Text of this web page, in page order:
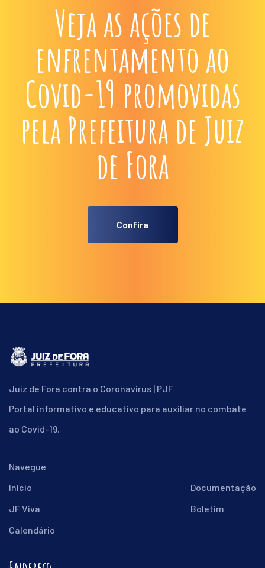
Veja as ações de
enfrentamento ao
Covid-19 promovidas
pela Prefeitura de Juiz
de Fora
Confira
Juiz de Fora contra o Coronavírus | PJF
Portal informativo e educativo para auxiliar no combate
ao Covid-19.
Navegue
Início
JF Viva
Calendário
Documentação
Boletim